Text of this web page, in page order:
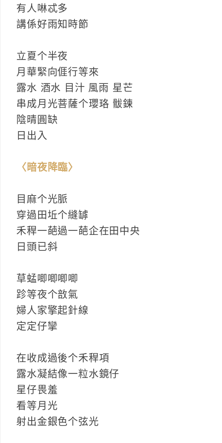
有人啉忒多
講係好雨知時節
立夏个半夜
月華緊向𠊎行等來
露水 酒水 目汁 風雨 星芒
串成月光菩薩个瓔珞 䯋鍊
陰晴圓缺
日出入
〈暗夜降臨〉
目麻个光脈
穿過田坵个縫罅
禾稈一葩過一葩企在田中央
日頭已斜
草蜢唧唧唧唧
跈等夜个敨氣
婦人家擎起針線
定定仔攣
在收成過後个禾稈項
露水凝結像一粒水鏡仔
星仔畏羞
看等月光
射出金銀色个弦光